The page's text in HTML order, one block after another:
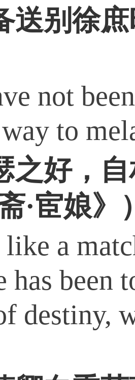
送别徐
not
way to
之好，
·宦娘》
a
has been